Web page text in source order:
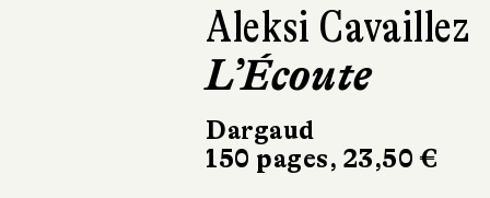
Éric Dupont
La Couleur du
temps ou
L’Incroyable